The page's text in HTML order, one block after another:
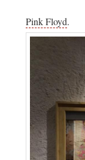
Pink Floyd.